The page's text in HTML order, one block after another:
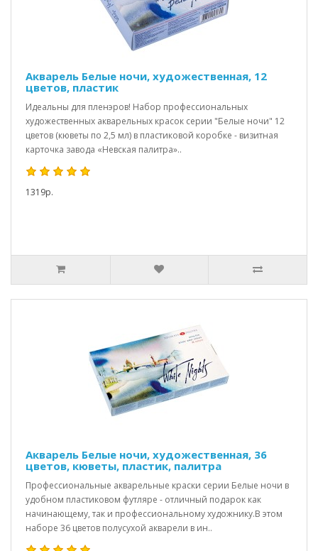
Акварель Белые ночи, художественная, 12
цветов, пластик
Идеальны для пленэров! Набор профессиональных
художественных акварельных красок серии "Белые ночи" 12
цветов (кюветы по 2,5 мл) в пластиковой коробке - визитная
карточка завода «Невская палитра»..
1319р.
Акварель Белые ночи, художественная, 36
цветов, кюветы, пластик, палитра
Профессиональные акварельные краски серии Белые ночи в
удобном пластиковом футляре - отличный подарок как
начинающему, так и профессиональному художнику.В этом
наборе 36 цветов полусухой акварели в ин..